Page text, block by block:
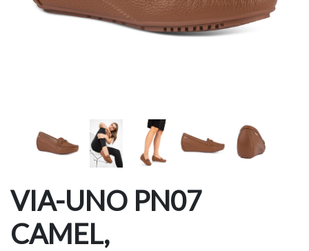
VIA-UNO PN07
CAMEL,